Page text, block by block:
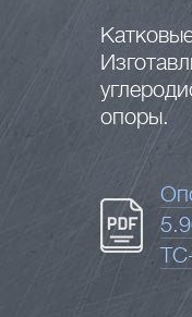
опоры.